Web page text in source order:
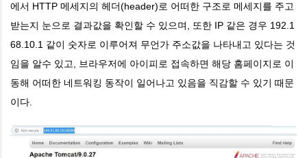
💬 UDP는 신뢰성이 없는게 아니라 탑재를 안했을 뿐이다
💬 UDP를 개조한 QUIC 프로토콜
에서 HTTP 메세지의 헤더(header)로 어떠한 구조로 메세지를 주고
받는지 눈으로 결과값을 확인할 수 있으며, 또한 IP 같은 경우 192.1
68.10.1 같이 숫자로 이루어져 무언가 주소값을 나타내고 있다는 것
임을 알수 있고, 브라우저에 아이피로 접속하면 해당 홈페이지로 이
동해 어떠한 네트워킹 동작이 일어나고 있음을 직감할 수 있기 때문
이다.